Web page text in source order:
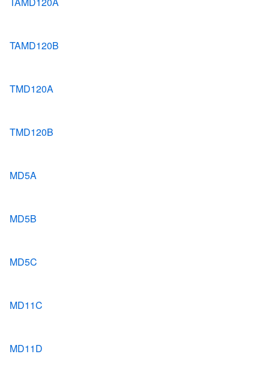
TAMD120B
TMD120A
TMD120B
MD5A
MD5B
MD5C
MD11C
MD11D